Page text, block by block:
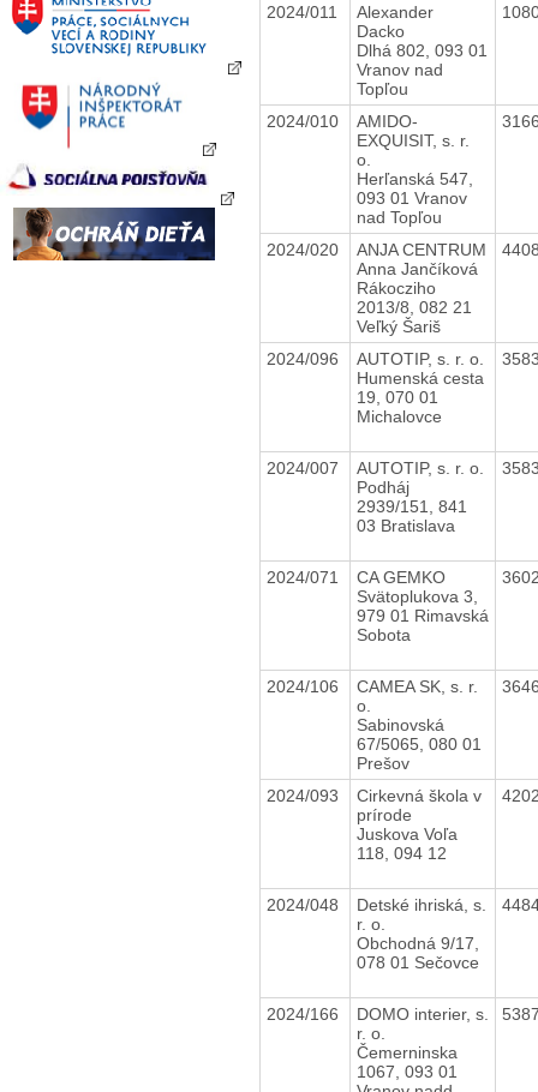
2024/011
Alexander
Dacko
Dlhá 802, 093 01
Vranov nad
Topľou
2024/010
AMIDO-
EXQUISIT, s. r.
o.
Herľanská 547,
093 01 Vranov
nad Topľou
2024/020
ANJA CENTRUM
Anna Jančíková
Rákocziho
2013/8, 082 21
Veľký Šariš
2024/096
AUTOTIP, s. r. o.
Humenská cesta
19, 070 01
Michalovce
2024/007
AUTOTIP, s. r. o.
Podháj
2939/151, 841
03 Bratislava
2024/071
CA GEMKO
Svätoplukova 3,
979 01 Rimavská
Sobota
2024/106
CAMEA SK, s. r.
o.
Sabinovská
67/5065, 080 01
Prešov
2024/093
Cirkevná škola v
prírode
Juskova Voľa
118, 094 12
2024/048
Detské ihriská, s.
r. o.
Obchodná 9/17,
078 01 Sečovce
2024/166
DOMO interier, s.
r. o.
Čemerninska
1067, 093 01